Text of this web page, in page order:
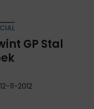
GP Stal
12-11-2012